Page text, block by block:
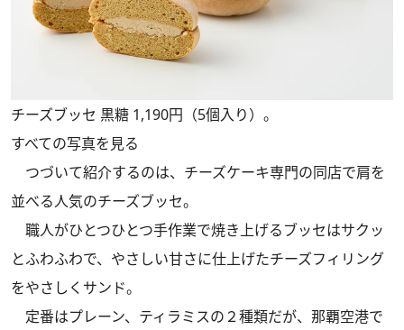
チーズブッセ 黒糖 1,190円（5個入り）。
すべての写真を見る
つづいて紹介するのは、チーズケーキ専門の同店で肩を
並べる人気のチーズブッセ。
職人がひとつひとつ手作業で焼き上げるブッセはサクッ
とふわふわで、やさしい甘さに仕上げたチーズフィリング
をやさしくサンド。
定番はプレーン、ティラミスの２種類だが、那覇空港で